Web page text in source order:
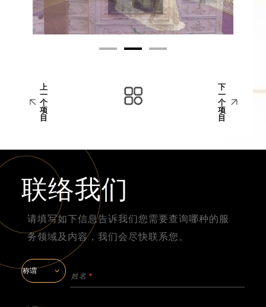
上
一
个
项
目
下
一
个
项
目
联络我们
请填写如下信息告诉我们您需要查询哪种的服
务领域及内容，我们会尽快联系您。